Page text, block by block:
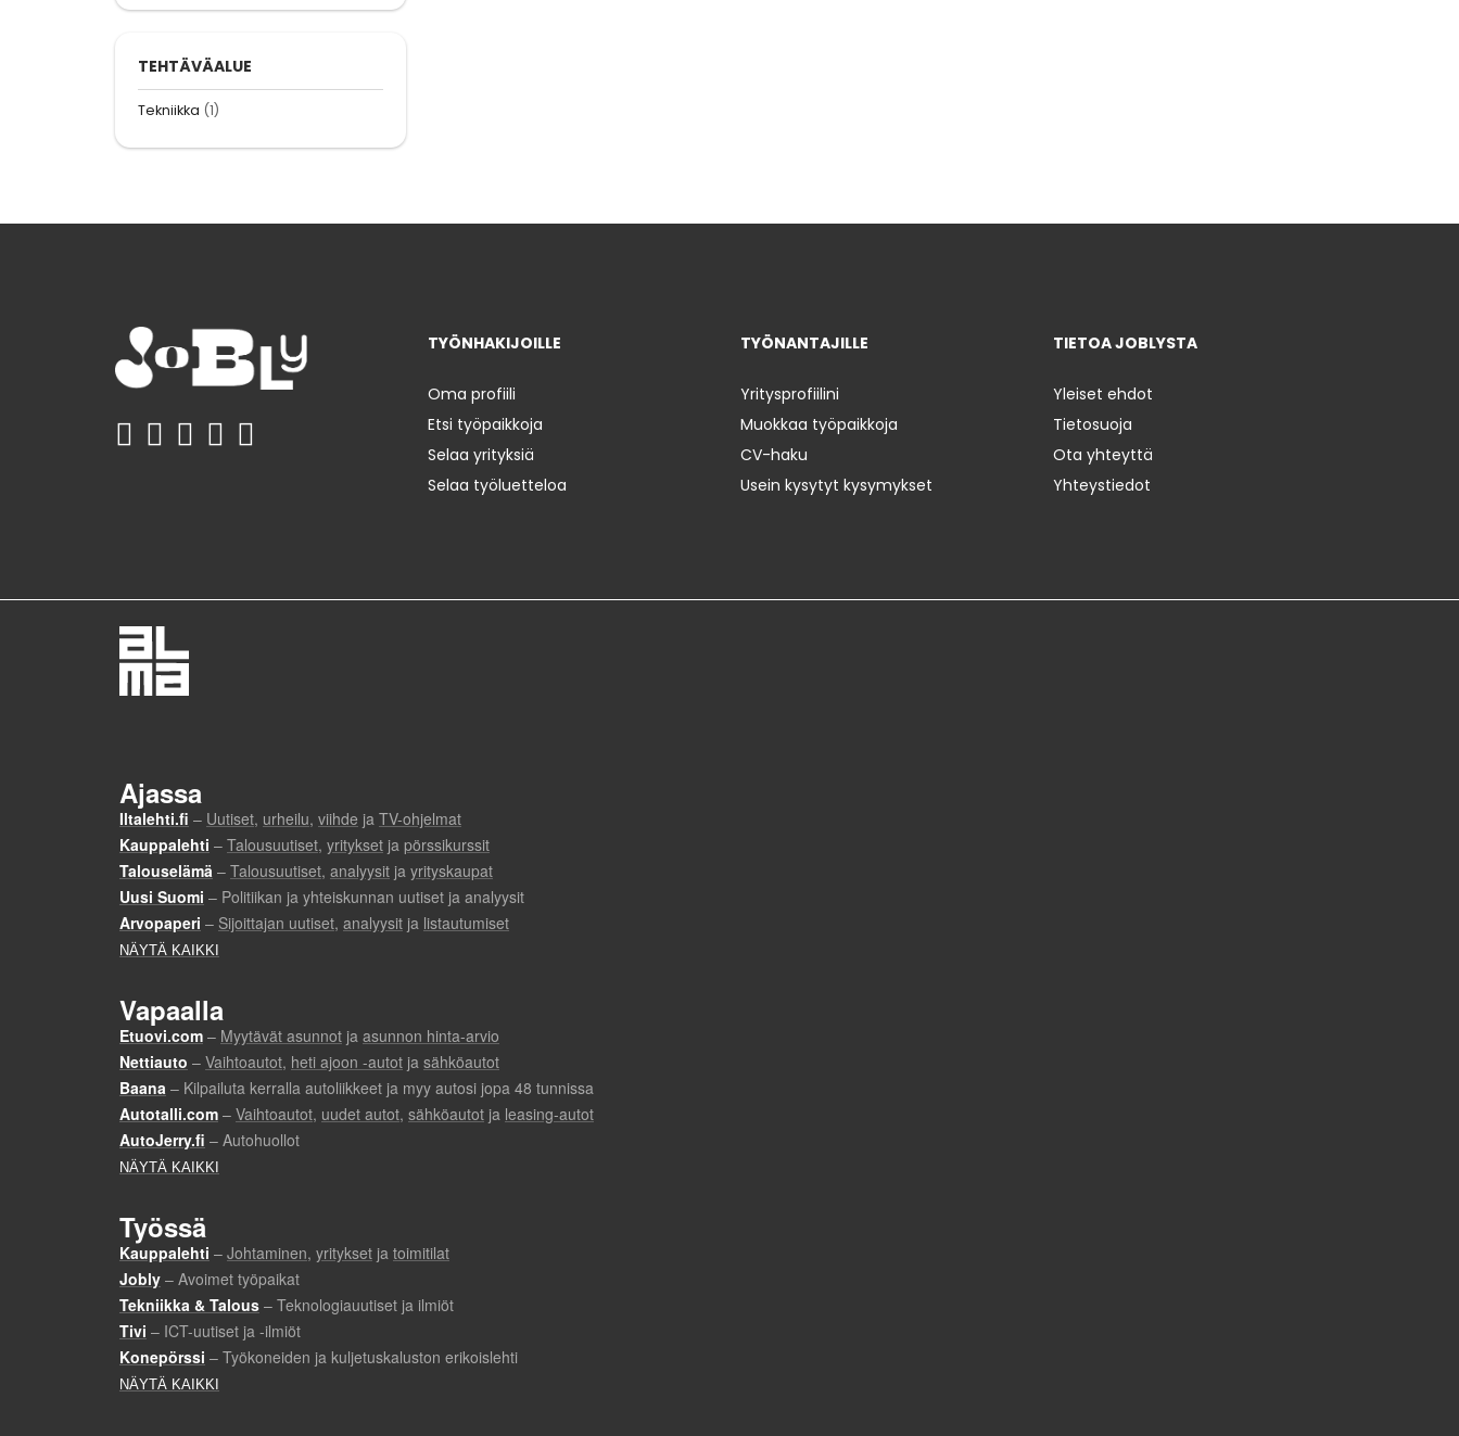
TEHTÄVÄALUE
Tekniikka (1)
TYÖNHAKIJOILLE
Oma profiili
Etsi työpaikkoja
Selaa yrityksiä
Selaa työluetteloa
TYÖNANTAJILLE
Yritysprofiilini
Muokkaa työpaikkoja
CV-haku
Usein kysytyt kysymykset
TIETOA JOBLYSTA
Yleiset ehdot
Tietosuoja
Ota yhteyttä
Yhteystiedot